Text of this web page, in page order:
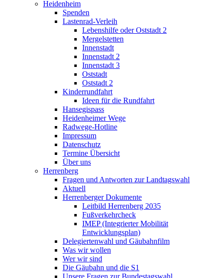
Heidenheim
Spenden
Lastenrad-Verleih
Lebenshilfe oder Oststadt 2
Mergelstetten
Innenstadt
Innenstadt 2
Innenstadt 3
Oststadt
Oststadt 2
Kinderrundfahrt
Ideen für die Rundfahrt
Hansegispass
Heidenheimer Wege
Radwege-Hotline
Impressum
Datenschutz
Termine Übersicht
Über uns
Herrenberg
Fragen und Antworten zur Landtagswahl
Aktuell
Herrenberger Dokumente
Leitbild Herrenberg 2035
Fußverkehrcheck
IMEP (Integrierter Mobilität
Entwicklungsplan)
Delegiertenwahl und Gäubahnfilm
Was wir wollen
Wer wir sind
Die Gäubahn und die S1
Unsere Fragen zur Bundestagswahl